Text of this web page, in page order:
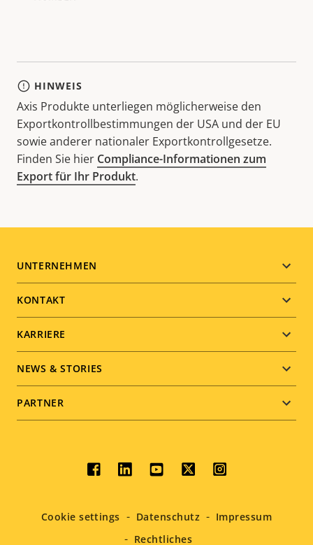
HINWEIS
Axis Produkte unterliegen möglicherweise den
Exportkontrollbestimmungen der USA und der EU
sowie anderer nationaler Exportkontrollgesetze.
Finden Sie hier Compliance-Informationen zum
Export für Ihr Produkt.
Footer
menu
UNTERNEHMEN
KONTAKT
KARRIERE
NEWS & STORIES
PARTNER
Social
menu
Cookie settings Datenschutz
Impressum
Rechtliches